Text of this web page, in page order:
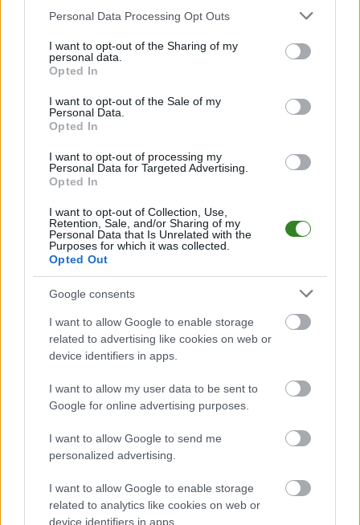
Please note that this website/app uses one or more Google
not limited to your visit or usage behaviour. You may click to
grant or deny consent to Google and its third-party tags to
use your data for below specified purposes in below Google
consent section.
Personal Data Processing Opt Outs
I want to opt-out of the Sharing of my
personal data.
Opted In
I want to opt-out of the Sale of my
Personal Data.
Opted In
I want to opt-out of processing my
Personal Data for Targeted Advertising.
Opted In
I want to opt-out of Collection, Use,
Retention, Sale, and/or Sharing of my
Personal Data that Is Unrelated with the
Purposes for which it was collected.
Opted Out
Google consents
I want to allow Google to enable storage
related to advertising like cookies on web or
device identifiers in apps.
I want to allow my user data to be sent to
Google for online advertising purposes.
I want to allow Google to send me
personalized advertising.
I want to allow Google to enable storage
related to analytics like cookies on web or
device identifiers in apps.
DRUŻYNA GOLE
Rędzinianka Wojaszówka
Guzikówka Krosno
43-17
Nafta Chorkówka
39-16
Pasja Krosno
Huragan Jasionka
26-26
Orzeł Pustyny
Nurt Potok
25-32
Victoria Kobylany
Piastovia Miejsce Piastowe
Iskra Wróblik Szlachecki
12-67
LKS Łęki Strzyżowskie 12 8-60
mecze,Pktpunkty · zwycięstwo remis porażka
PIŁKARZ
Oliwer Dragan
12
Bartłomiej Turek
9